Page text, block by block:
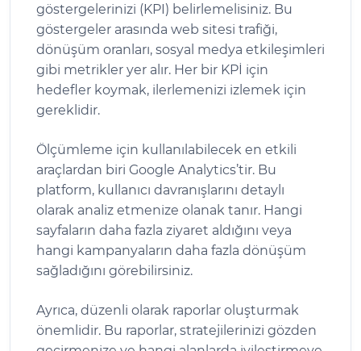
göstergelerinizi (KPI) belirlemelisiniz. Bu
göstergeler arasında web sitesi trafiği,
dönüşüm oranları, sosyal medya etkileşimleri
gibi metrikler yer alır. Her bir KPİ için
hedefler koymak, ilerlemenizi izlemek için
gereklidir.
Ölçümleme için kullanılabilecek en etkili
araçlardan biri Google Analytics’tir. Bu
platform, kullanıcı davranışlarını detaylı
olarak analiz etmenize olanak tanır. Hangi
sayfaların daha fazla ziyaret aldığını veya
hangi kampanyaların daha fazla dönüşüm
sağladığını görebilirsiniz.
Ayrıca, düzenli olarak raporlar oluşturmak
önemlidir. Bu raporlar, stratejilerinizi gözden